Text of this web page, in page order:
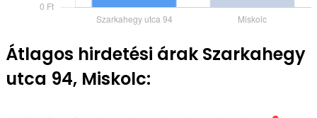
Átlagos hirdetési árak Szarkahegy
utca 94, Miskolc: